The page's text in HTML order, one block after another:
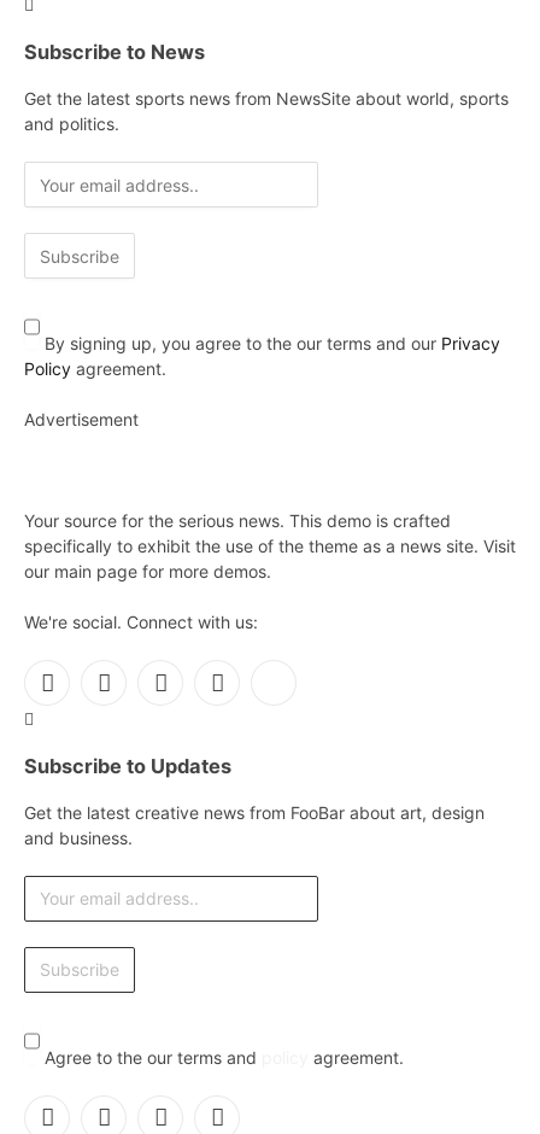
Subscribe to News
Get the latest sports news from NewsSite about world, sports
and politics.
By signing up, you agree to the our terms and our Privacy
Policy agreement.
Advertisement
Your source for the serious news. This demo is crafted
specifically to exhibit the use of the theme as a news site. Visit
our main page for more demos.
We're social. Connect with us:
Facebook
X
InstagramPinterest
Subscribe to Updates
Get the latest creative news from FooBar about art, design
and business.
Agree to the our terms and agreement.
Facebook
X InstagramPinterest